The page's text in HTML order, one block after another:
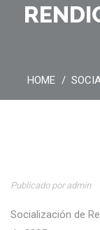
HOME
15
Jul
Publicado por admin
Socialización de